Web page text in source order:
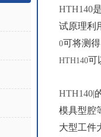
HTH140
试原理利
0可将测
HTH140可
HTH140|
模具型
大型工